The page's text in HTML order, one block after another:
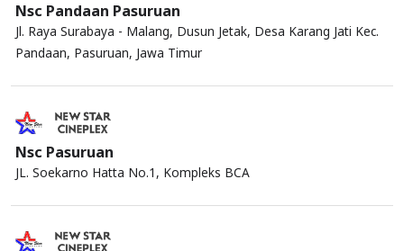
Nsc Pandaan Pasuruan
Jl. Raya Surabaya - Malang, Dusun Jetak, Desa Karang Jati Kec.
Pandaan, Pasuruan, Jawa Timur
Nsc Pasuruan
JL. Soekarno Hatta No.1, Kompleks BCA